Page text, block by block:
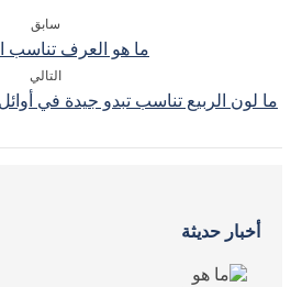
سابق
ما هو العرف تناسب
التالي
ما لون الربيع تناسب تبدو جيدة في
أخبار حديثة